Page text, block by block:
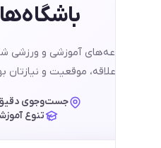
باشگاه‌های
آموزشی و ورزشی شهر را مقایسه
موقعیت و نیازتان بهترین انتخاب
جست‌وجوی دقیق در
تنوع آموزشگاه و باشگاه